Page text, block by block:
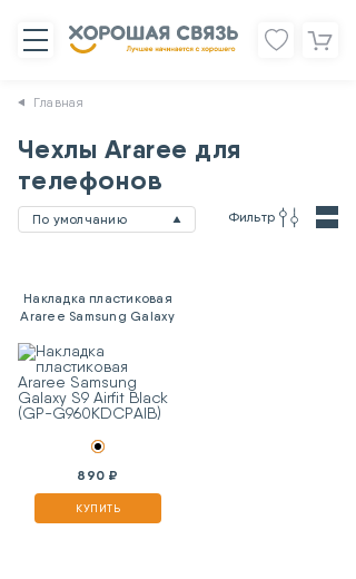
Главная
Чехлы Araree для
телефонов
По умолчанию Фильтр
Накладка пластиковая
Araree Samsung Galaxy
G960KDCPAIB)
890 ₽
КУПИТЬ